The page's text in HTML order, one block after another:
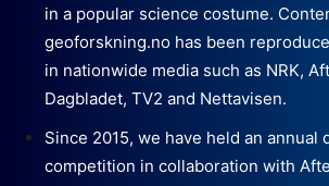
in a popular science costume.
geoforskning.no has been
in nationwide media such as NRK,
Dagbladet, TV2 and Nettavisen.
Since 2015, we have held an annual
competition in collaboration with